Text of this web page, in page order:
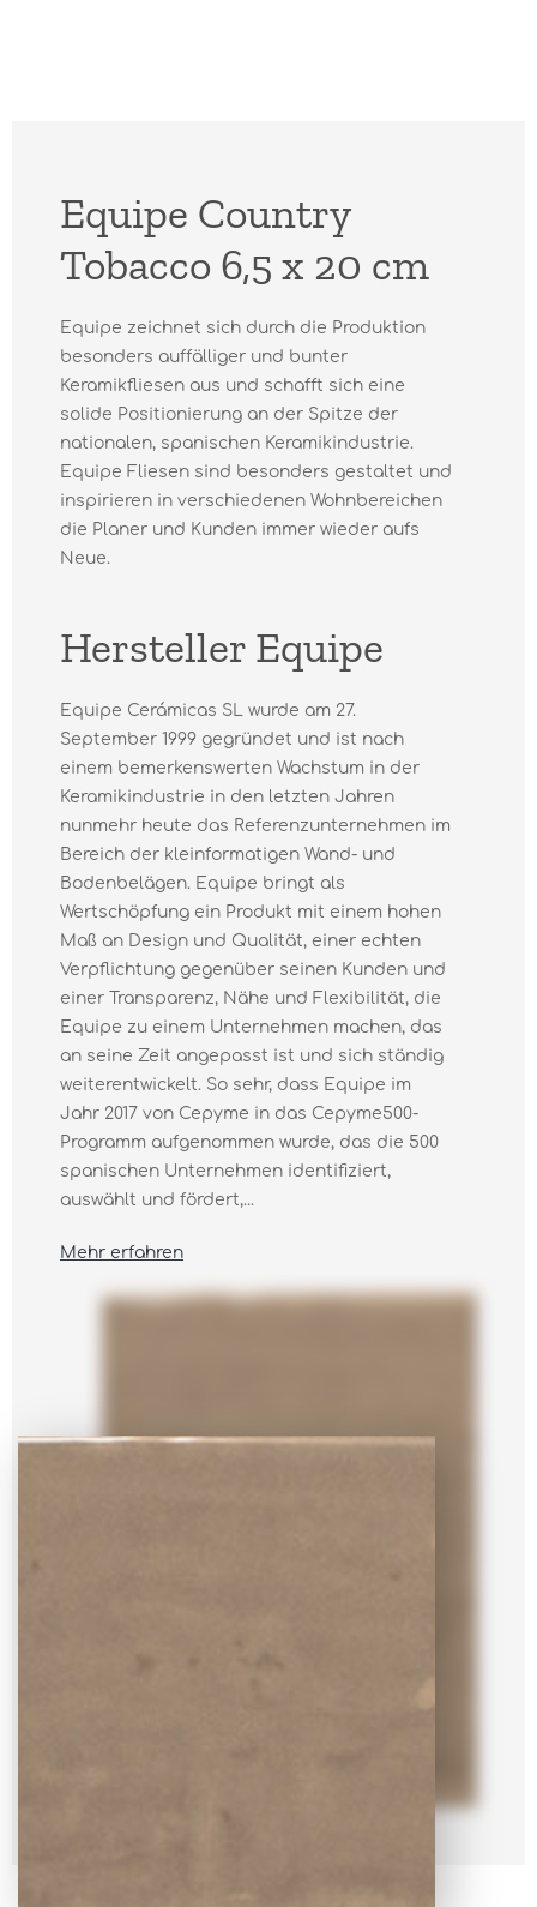
Equipe Country
Tobacco 6,5 x 20 cm
Equipe zeichnet sich durch die Produktion
besonders auffälliger und bunter
Keramikfliesen aus und schafft sich eine
solide Positionierung an der Spitze der
nationalen, spanischen Keramikindustrie.
Equipe Fliesen sind besonders gestaltet und
inspirieren in verschiedenen Wohnbereichen
die Planer und Kunden immer wieder aufs
Neue.
Hersteller Equipe
Equipe Cerámicas SL wurde am 27.
September 1999 gegründet und ist nach
einem bemerkenswerten Wachstum in der
Keramikindustrie in den letzten Jahren
nunmehr heute das Referenzunternehmen im
Bereich der kleinformatigen Wand- und
Bodenbelägen. Equipe bringt als
Wertschöpfung ein Produkt mit einem hohen
Maß an Design und Qualität, einer echten
Verpflichtung gegenüber seinen Kunden und
einer Transparenz, Nähe und Flexibilität, die
Equipe zu einem Unternehmen machen, das
an seine Zeit angepasst ist und sich ständig
weiterentwickelt. So sehr, dass Equipe im
Jahr 2017 von Cepyme in das Cepyme500-
Programm aufgenommen wurde, das die 500
spanischen Unternehmen identifiziert,
auswählt und fördert,...
Mehr erfahren